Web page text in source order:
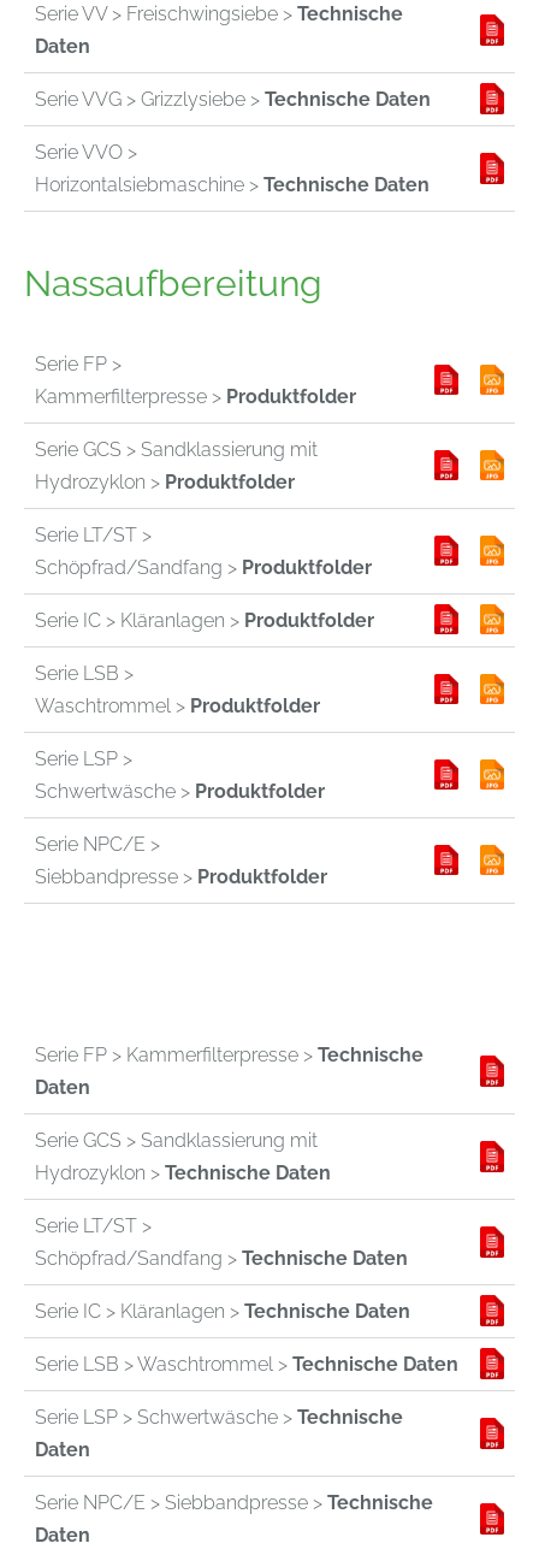
Serie VV > Freischwingsiebe > Technische
Daten
Serie VVG > Grizzlysiebe > Technische Daten
Serie VVO >
Horizontalsiebmaschine > Technische Daten
Nassaufbereitung
Serie FP >
Kammerfilterpresse > Produktfolder
Serie GCS > Sandklassierung mit
Hydrozyklon > Produktfolder
Serie LT/ST >
Schöpfrad/Sandfang > Produktfolder
Serie IC > Kläranlagen > Produktfolder
Serie LSB >
Waschtrommel > Produktfolder
Serie LSP >
Schwertwäsche > Produktfolder
Serie NPC/E >
Siebbandpresse > Produktfolder
Serie FP > Kammerfilterpresse > Technische
Daten
Serie GCS > Sandklassierung mit
Hydrozyklon > Technische Daten
Serie LT/ST >
Schöpfrad/Sandfang > Technische Daten
Serie IC > Kläranlagen > Technische Daten
Serie LSB > Waschtrommel > Technische Daten
Serie LSP > Schwertwäsche > Technische
Daten
Serie NPC/E > Siebbandpresse > Technische
Daten